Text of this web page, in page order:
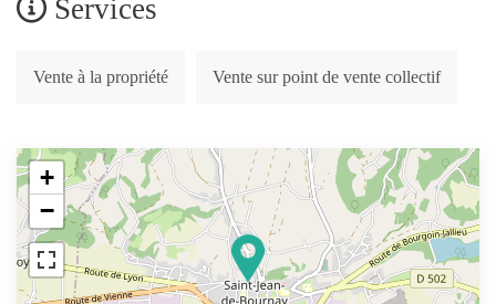
Services
Vente à la propriété Vente sur point de vente collectif
+
−